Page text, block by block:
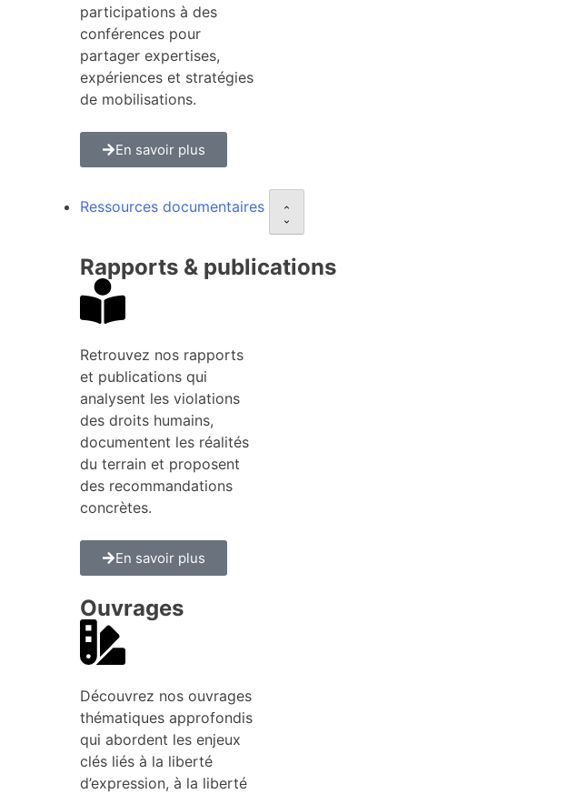
participations à des
conférences pour
partager expertises,
expériences et stratégies
de mobilisations.
En savoir plus
Ressources documentaires
Rapports & publications
Retrouvez nos rapports
et publications qui
analysent les violations
des droits humains,
documentent les réalités
du terrain et proposent
des recommandations
concrètes.
En savoir plus
Ouvrages
Découvrez nos ouvrages
thématiques approfondis
qui abordent les enjeux
clés liés à la liberté
d’expression, à la liberté